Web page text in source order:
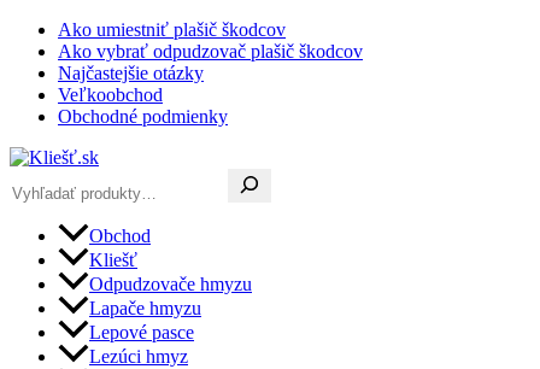
Preskočiť
obsah
Ako umiestniť plašič škodcov
Ako vybrať odpudzovač plašič škodcov
Najčastejšie otázky
Veľkoobchod
Obchodné podmienky
Obchod
Kliešť
Odpudzovače hmyzu
Lapače hmyzu
Lepové pasce
Lezúci hmyz